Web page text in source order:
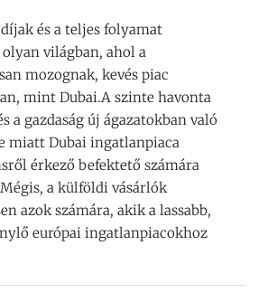
és a teljes folyamat
világban, ahol a
mozognak, kevés piac
mint Dubai.A szinte havonta
a gazdaság új ágazatokban való
miatt Dubai ingatlanpiaca
érkező befektető számára
a külföldi vásárlók
azok számára, akik a lassabb,
európai ingatlanpiacokhoz